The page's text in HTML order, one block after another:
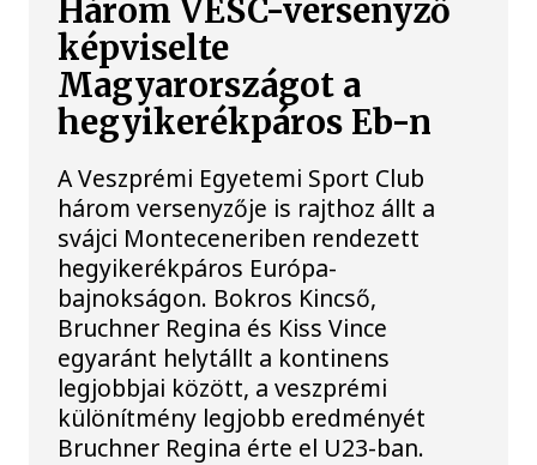
Három VESC-versenyző
képviselte
Magyarországot a
hegyikerékpáros Eb-n
A Veszprémi Egyetemi Sport Club
három versenyzője is rajthoz állt a
svájci Monteceneriben rendezett
hegyikerékpáros Európa-
bajnokságon. Bokros Kincső,
Bruchner Regina és Kiss Vince
egyaránt helytállt a kontinens
legjobbjai között, a veszprémi
különítmény legjobb eredményét
Bruchner Regina érte el U23-ban.